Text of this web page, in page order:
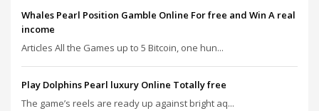
Whales Pearl Position Gamble Online For free and Win A real
income
Articles All the Games up to 5 Bitcoin, one hun...
Play Dolphins Pearl luxury Online Totally free
The game’s reels are ready up against bright aq...